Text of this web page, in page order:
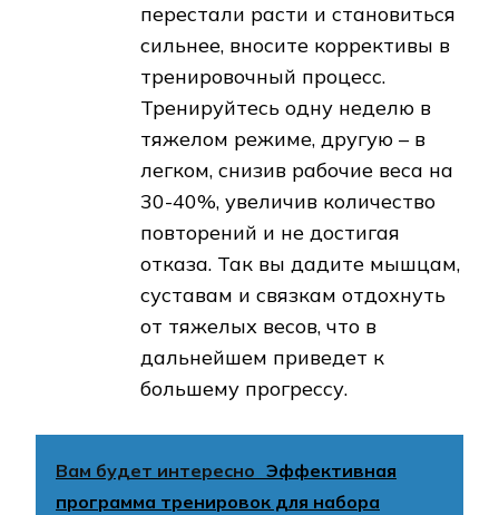
перестали расти и становиться
сильнее, вносите коррективы в
тренировочный процесс.
Тренируйтесь одну неделю в
тяжелом режиме, другую – в
легком, снизив рабочие веса на
30-40%, увеличив количество
повторений и не достигая
отказа. Так вы дадите мышцам,
суставам и связкам отдохнуть
от тяжелых весов, что в
дальнейшем приведет к
большему прогрессу.
Вам будет интересно Эффективная
программа тренировок для набора